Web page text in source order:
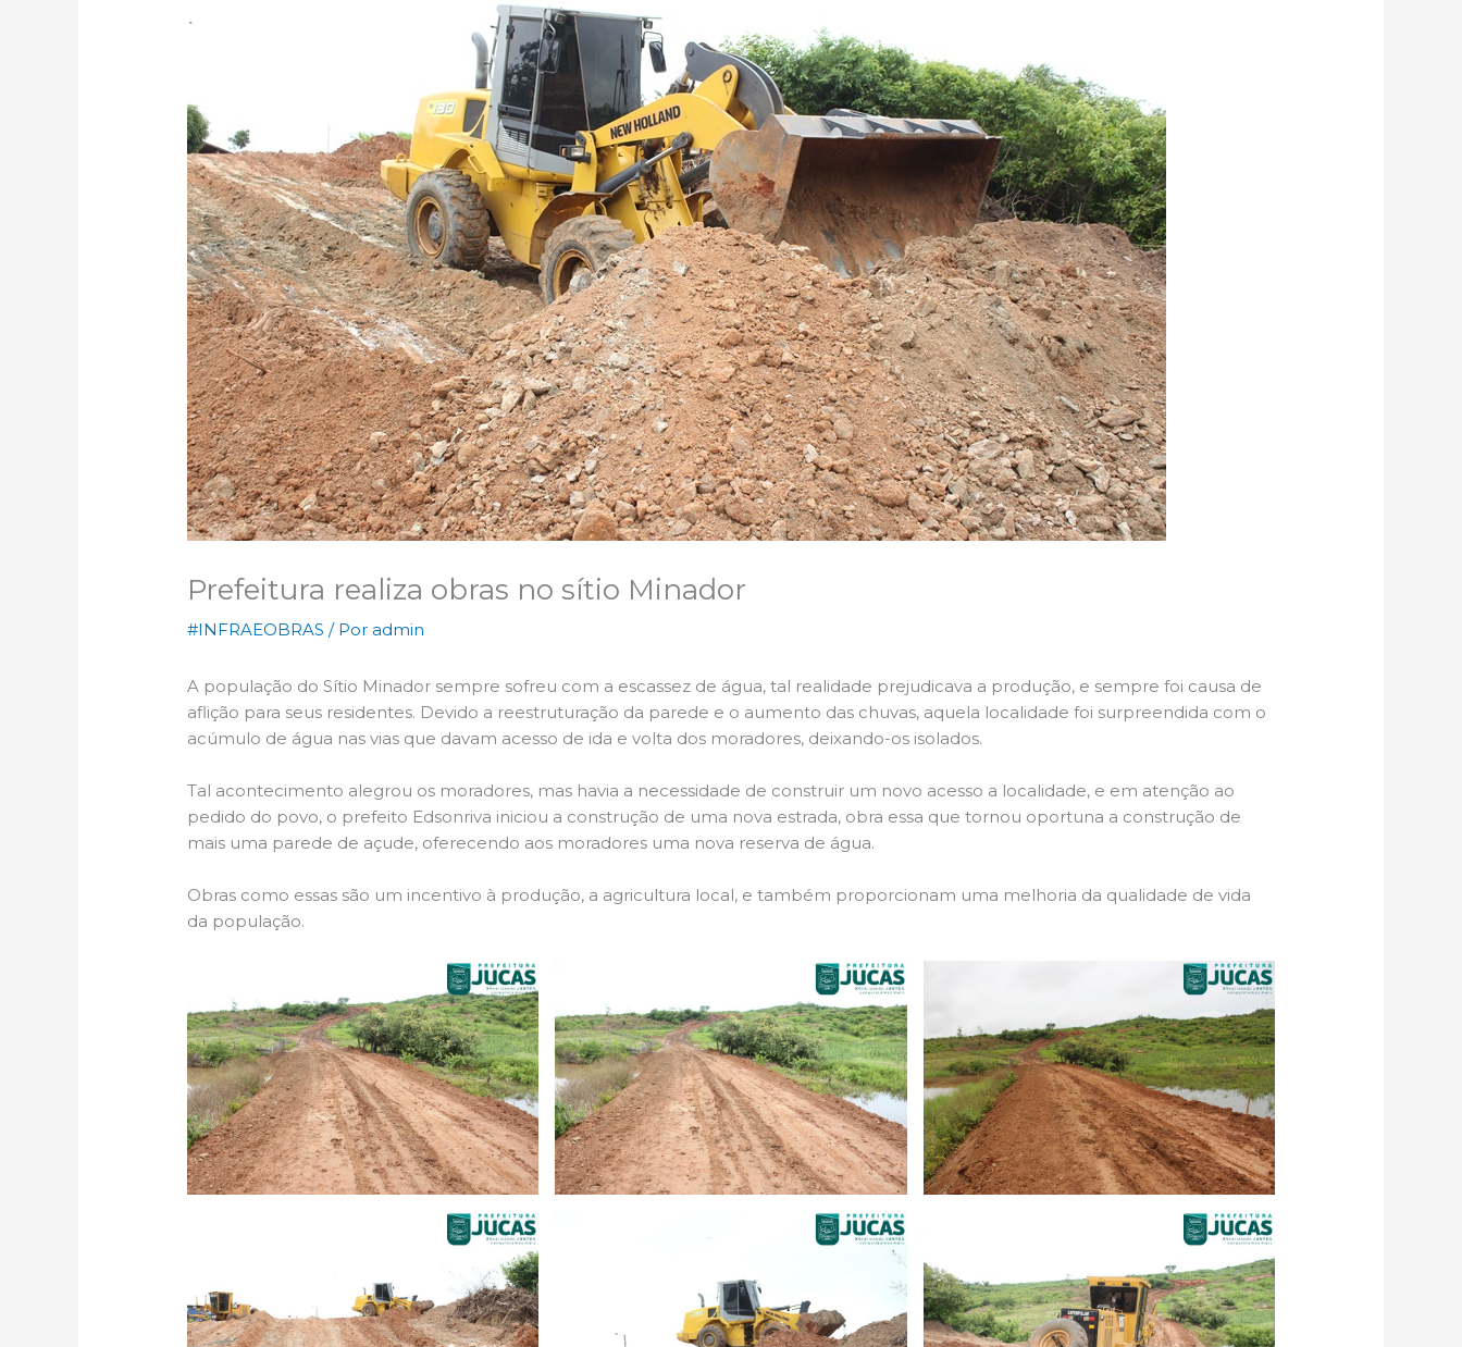
Prefeitura realiza obras no sítio Minador
#INFRAEOBRAS / Poradmin
A população do Sítio Minador sempre sofreu com a escassez de água, tal realidade prejudicava a produção, e sempre foi causa de
aflição para seus residentes. Devido a reestruturação da parede e o aumento das chuvas, aquela localidade foi surpreendida com o
acúmulo de água nas vias que davam acesso de ida e volta dos moradores, deixando-os isolados.
Tal acontecimento alegrou os moradores, mas havia a necessidade de construir um novo acesso a localidade, e em atenção ao
pedido do povo, o prefeito Edsonriva iniciou a construção de uma nova estrada, obra essa que tornou oportuna a construção de
mais uma parede de açude, oferecendo aos moradores uma nova reserva de água.
Obras como essas são um incentivo à produção, a agricultura local, e também proporcionam uma melhoria da qualidade de vida
da população.